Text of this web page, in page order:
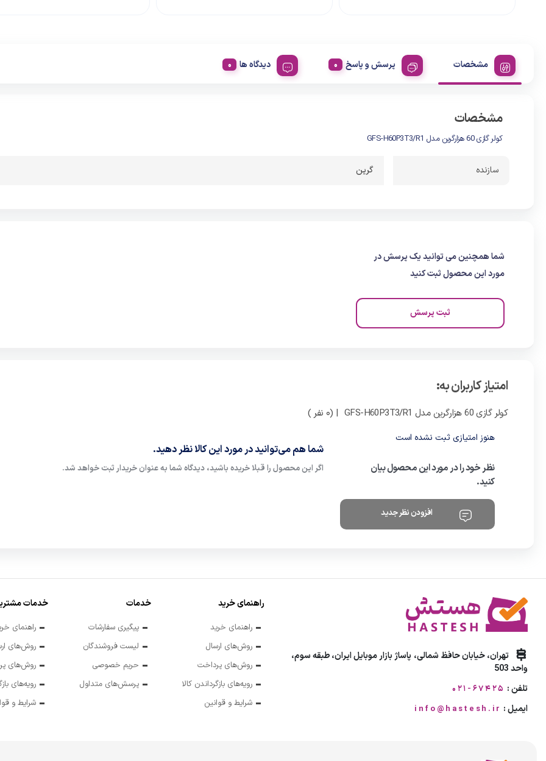
مشخصات پرسش و پاسخ دیدگاه ها
مشخصات
کولر گازی 60 هزارگرین مدل GFS-H60P3T3/R1
سازنده گرین
شما همچنین می توانید یک پرسش در
مورد این محصول ثبت کنید
ثبت پرسش
امتیاز کاربران به:
کولر گازی 60 هزارگرین مدل GFS-H60P3T3/R1 | (0 نفر )
هنوز امتیازی ثبت نشده است
نظر خود را در مورد این محصول بیان
کنید.
افزودن نظر جدید
شما هم می‌توانید در مورد این کالا نظر دهید.
اگر این محصول را قبلا خریده باشید، دیدگاه شما به عنوان خریدار ثبت خواهد شد.
تهران، خیابان حافظ شمالی، پاساژ بازار موبایل ایران، طبقه سوم،
واحد 503
تلفن : 021-67425
ایمیل : info@hastesh.ir
راهنمای خرید
راهنمای خرید
روش‌های ارسال
روش‌های پرداخت
رویه‌های بازگرداندن کالا
شرایط و قوانین
خدمات
پیگیری سفارشات
لیست فروشندگان
حریم خصوصی
پرسش‌های متداول
خدمات
راهنمای
روش‌های
روش‌های
رویه‌های
شرایط و